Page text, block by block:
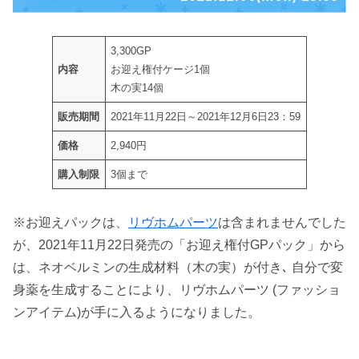
内容
3,300GP
お迎え権付ケージ1個
木の実14個
販売期間 2021年11月22日～2021年12月6日23：59
価格 2,940円
購入制限 3個まで
※お迎えパックは、 リヴホムパーツは含まれませんでした
が、2021年11月22日発売の「お迎え権付GPパック」から
は、ネオベルミンの生成材料（木の実）が付き､ 自分で変
身薬を生成することにより、リヴホムパーツ (ファッショ
ンアイテム)が手に入るようになりました。